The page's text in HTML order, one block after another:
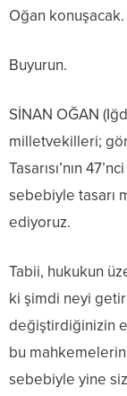
Oğan konuşacak.
Buyurun.
SİNAN OĞAN
milletvekilleri;
Tasarısı’nın
sebebiyle tasarı
ediyoruz.
Tabii, hukukun
ki şimdi neyi
değiştirdiğinizin
bu
sebebiyle yine